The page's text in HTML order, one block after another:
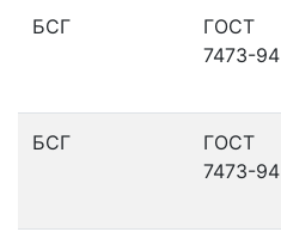
БСГ
ГОСТ
7473-94
БСГ
ГОСТ
7473-94